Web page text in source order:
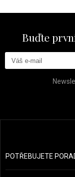
Buďte
POTŘEBUJETE